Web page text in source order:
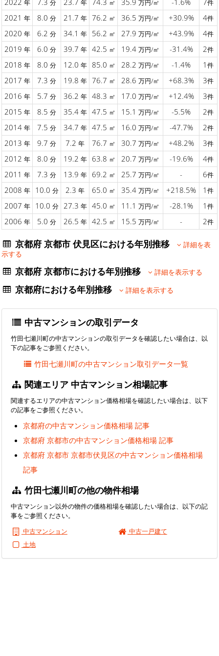
2022 年 7.3 分 23.7 年 74.3 ㎡ 35.9 万円/㎡ -1.6% 7件
2021 年 8.0 分 21.7 年 76.2 ㎡ 36.5 万円/㎡ +30.9% 4件
2020 年 6.2 分 34.1 年 56.2 ㎡ 27.9 万円/㎡ +43.9% 4件
2019 年 6.0 分 39.7 年 42.5 ㎡ 19.4 万円/㎡ -31.4% 2件
2018 年 8.0 分 12.0 年 85.0 ㎡ 28.2 万円/㎡ -1.4% 1 件
2017 年 7.3 分 19.8 年 76.7 ㎡ 28.6 万円/㎡ +68.3% 3件
2016 年 5.7 分 36.2 年 48.3 ㎡ 17.0 万円/㎡ +12.4% 3件
2015 年 8.5 分 35.4 年 47.5 ㎡ 15.1 万円/㎡ -5.5% 2件
2014 年 7.5 分 34.7 年 47.5 ㎡ 16.0 万円/㎡ -47.7% 2件
2013 年 9.7 分 7.2 年 76.7 ㎡ 30.7 万円/㎡ +48.2% 3件
2012 年 8.0 分 19.2 年 63.8 ㎡ 20.7 万円/㎡ -19.6% 4件
2011 年 7.3 分 13.9 年 69.2 ㎡ 25.7 万円/㎡ - 6件
2008 年 10.0 分 2.3 年 65.0 ㎡ 35.4 万円/㎡ +218.5% 1 件
2007 年 10.0 分 27.3 年 45.0 ㎡ 11.1 万円/㎡ -28.1% 1 件
2006 年 5.0 分 26.5 年 42.5 ㎡ 15.5 万円/㎡ - 2件
京都府 京都市 伏見区における年別推移
詳細を表
示する
京都府 京都市における年別推移 詳細を表示する
京都府における年別推移 詳細を表示する
中古マンションの取引データ
竹田七瀬川町の中古マンションの取引データを確認したい場合は、以
下の記事をご参照ください。
竹田七瀬川町の中古マンション取引データ一覧
関連エリア 中古マンション相場記事
関連するエリアの中古マンション価格相場を確認したい場合は、以下
の記事をご参照ください。
京都府の中古マンション価格相場 記事
京都府 京都市の中古マンション価格相場 記事
京都府 京都市 京都市伏見区の中古マンション価格相場
記事
竹田七瀬川町の他の物件相場
中古マンション以外の物件の価格相場を確認したい場合は、以下の記
事をご参照ください。
中古マンション
中古一戸建て
土地